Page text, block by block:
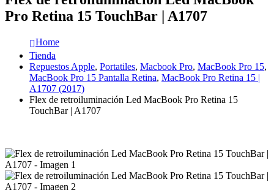
Pro Retina 15 TouchBar | A1707
Home
Tienda
Repuestos Apple, Portatiles, Macbook Pro, MacBook Pro 15,
MacBook Pro 15 Pantalla Retina, MacBook Pro Retina 15 |
A1707 (2017)
Flex de retroiluminación Led MacBook Pro Retina 15
TouchBar | A1707